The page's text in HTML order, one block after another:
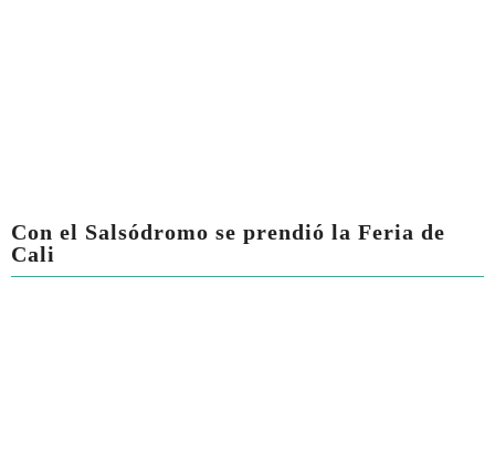
Con el Salsódromo se prendió la Feria de
Cali